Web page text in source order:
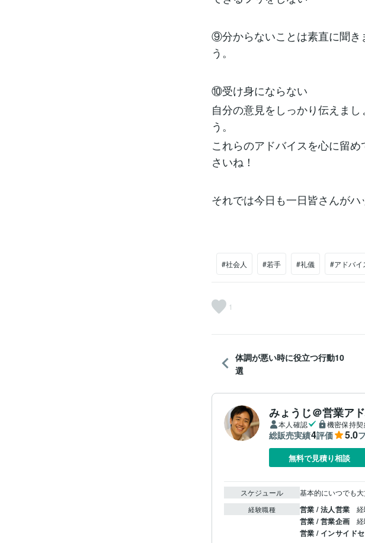
⑨分からないことは素直に聞き
う。
⑩受け身にならない
自分の意見をしっかり伝えま
う。
これらのアドバイスを心に留
さいね！
それでは今日も一日皆さんが
#社会人 #若手 #礼儀 #アドバイ
1
体調が悪い時に役立つ行動10
選
みょうじ＠営業ア
本人確認 機密保持
総販売実績4評価 5.0
無料で見積り相談
スケジュール 基本的にいつでも大
経験職種 営業 / 法人営業
営業 / 営業企画
営業 / インサイド